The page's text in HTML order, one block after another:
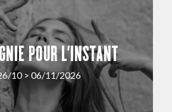
POUR L’INSTANT
10 > 06/11/2026